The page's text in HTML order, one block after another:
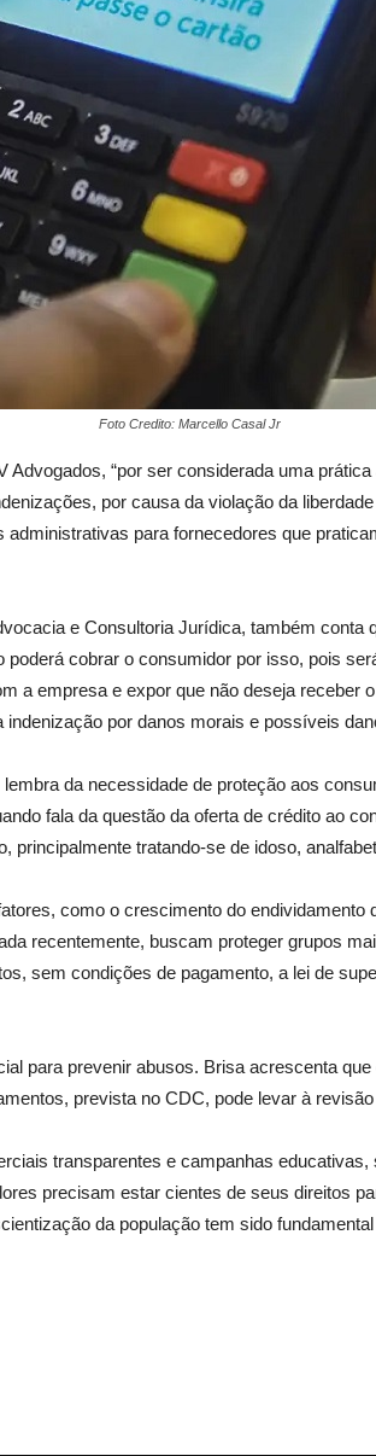
Foto Credito: Marcello Casal Jr
“por ser considerada uma
por causa da violação da
para fornecedores que
e Consultoria Jurídica, também
cobrar o consumidor por isso, pois
a empresa e expor que não deseja
por danos morais e possíveis
da necessidade de proteção aos
fala da questão da oferta de crédito ao
tratando-se de idoso,
como o crescimento do
recentemente, buscam proteger grupos
sem condições de pagamento, a lei de
para prevenir abusos. Brisa acrescenta
prevista no CDC, pode levar à
transparentes e campanhas
precisam estar cientes de seus direitos
da população tem sido